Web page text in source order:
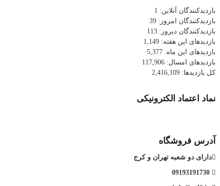
بازدیدکنندگان آنلاین: 1
بازدیدکنندگان امروز: 39
بازدیدکنندگان دیروز: 113
بازدیدهای این هفته: 1,149
بازدیدهای این ماه: 5,377
بازدیدهای امسال: 117,906
کل بازدیدها: 2,416,109
نماد اعتماد الکترونیکی
آدرس فروشگاه
دارای دو شعبه تهران و کرج